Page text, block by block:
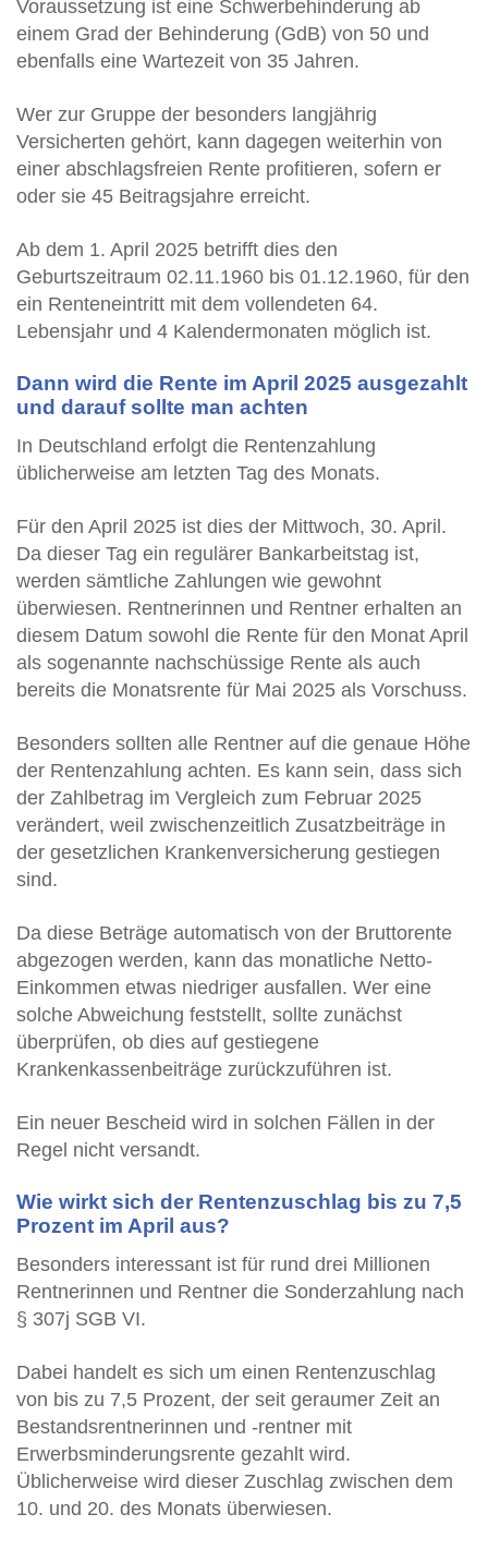
Voraussetzung ist eine Schwerbehinderung ab
einem Grad der Behinderung (GdB) von 50 und
ebenfalls eine Wartezeit von 35 Jahren.
Wer zur Gruppe der besonders langjährig
Versicherten gehört, kann dagegen weiterhin von
einer abschlagsfreien Rente profitieren, sofern er
oder sie 45 Beitragsjahre erreicht.
Ab dem 1. April 2025 betrifft dies den
Geburtszeitraum 02.11.1960 bis 01.12.1960, für den
ein Renteneintritt mit dem vollendeten 64.
Lebensjahr und 4 Kalendermonaten möglich ist.
Dann wird die Rente im April 2025 ausgezahlt
und darauf sollte man achten
In Deutschland erfolgt die Rentenzahlung
üblicherweise am letzten Tag des Monats.
Für den April 2025 ist dies der Mittwoch, 30. April.
Da dieser Tag ein regulärer Bankarbeitstag ist,
werden sämtliche Zahlungen wie gewohnt
überwiesen. Rentnerinnen und Rentner erhalten an
diesem Datum sowohl die Rente für den Monat April
als sogenannte nachschüssige Rente als auch
bereits die Monatsrente für Mai 2025 als Vorschuss.
Besonders sollten alle Rentner auf die genaue Höhe
der Rentenzahlung achten. Es kann sein, dass sich
der Zahlbetrag im Vergleich zum Februar 2025
verändert, weil zwischenzeitlich Zusatzbeiträge in
der gesetzlichen Krankenversicherung gestiegen
sind.
Da diese Beträge automatisch von der Bruttorente
abgezogen werden, kann das monatliche Netto-
Einkommen etwas niedriger ausfallen. Wer eine
solche Abweichung feststellt, sollte zunächst
überprüfen, ob dies auf gestiegene
Krankenkassenbeiträge zurückzuführen ist.
Ein neuer Bescheid wird in solchen Fällen in der
Regel nicht versandt.
Wie wirkt sich der Rentenzuschlag bis zu 7,5
Prozent im April aus?
Besonders interessant ist für rund drei Millionen
Rentnerinnen und Rentner die Sonderzahlung nach
§ 307j SGB VI.
Dabei handelt es sich um einen Rentenzuschlag
von bis zu 7,5 Prozent, der seit geraumer Zeit an
Bestandsrentnerinnen und -rentner mit
Erwerbsminderungsrente gezahlt wird.
Üblicherweise wird dieser Zuschlag zwischen dem
10. und 20. des Monats überwiesen.